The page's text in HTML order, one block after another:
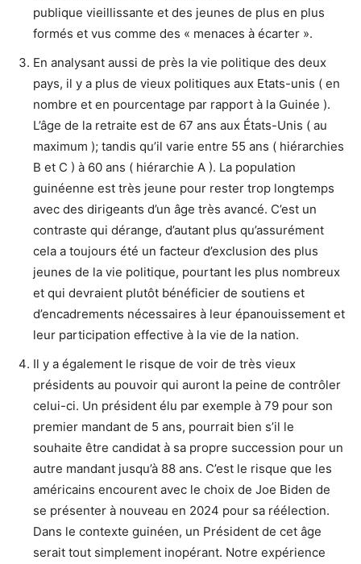
publique vieillissante et des jeunes de plus en plus
formés et vus comme des « menaces à écarter ».
En analysant aussi de près la vie politique des deux
pays, il y a plus de vieux politiques aux Etats-unis ( en
nombre et en pourcentage par rapport à la Guinée ).
L’âge de la retraite est de 67 ans aux États-Unis ( au
maximum ); tandis qu’il varie entre 55 ans ( hiérarchies
B et C ) à 60 ans ( hiérarchie A ). La population
guinéenne est très jeune pour rester trop longtemps
avec des dirigeants d’un âge très avancé. C’est un
contraste qui dérange, d’autant plus qu’assurément
cela a toujours été un facteur d’exclusion des plus
jeunes de la vie politique, pourtant les plus nombreux
et qui devraient plutôt bénéficier de soutiens et
d’encadrements nécessaires à leur épanouissement et
leur participation effective à la vie de la nation.
Il y a également le risque de voir de très vieux
présidents au pouvoir qui auront la peine de contrôler
celui-ci. Un président élu par exemple à 79 pour son
premier mandant de 5 ans, pourrait bien s’il le
souhaite être candidat à sa propre succession pour un
autre mandant jusqu’à 88 ans. C’est le risque que les
américains encourent avec le choix de Joe Biden de
se présenter à nouveau en 2024 pour sa réélection.
Dans le contexte guinéen, un Président de cet âge
serait tout simplement inopérant. Notre expérience